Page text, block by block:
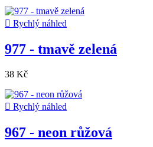
 Rychlý náhled
977 - tmavě zelená
38 Kč
 Rychlý náhled
967 - neon růžová